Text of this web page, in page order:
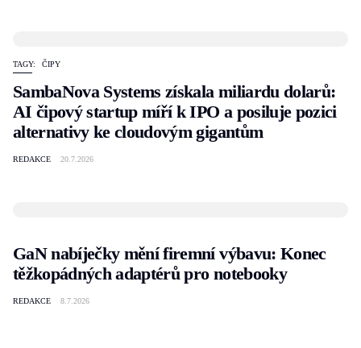
TAGY: ČIPY
SambaNova Systems získala miliardu dolarů:
AI čipový startup míří k IPO a posiluje pozici
alternativy ke cloudovým gigantům
REDAKCE 20.7.2026
GaN nabíječky mění firemní výbavu: Konec
těžkopádných adaptérů pro notebooky
REDAKCE 8.7.2026